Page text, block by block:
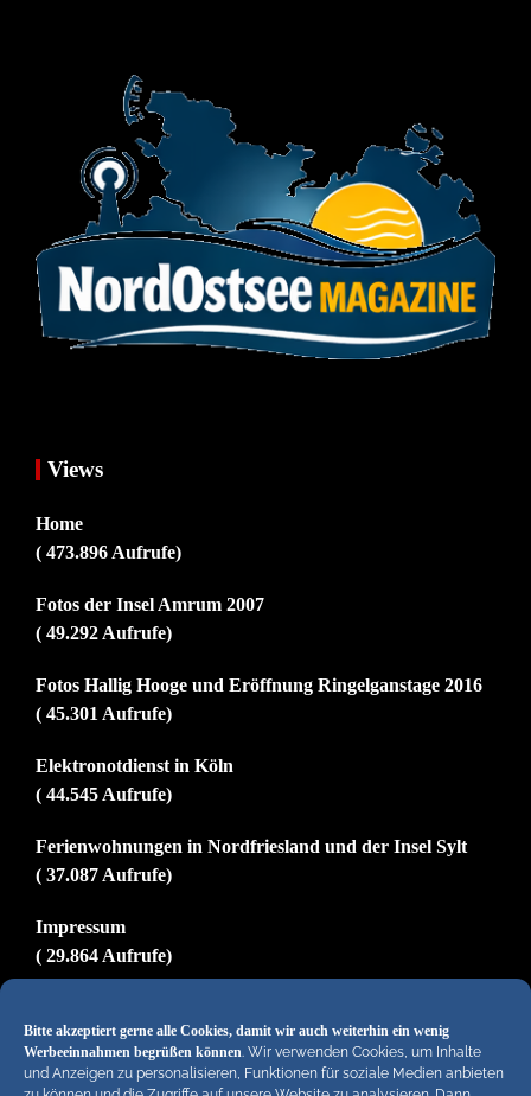
Bitte akzeptiert gerne alle Cookies, damit wir auch weiterhin ein wenig
Werbeeinnahmen begrüßen können. Wir verwenden Cookies, um Inhalte
und Anzeigen zu personalisieren, Funktionen für soziale Medien anbieten
Views
Home
( 473.896 Aufrufe)
Fotos der Insel Amrum 2007
( 49.292 Aufrufe)
Fotos Hallig Hooge und Eröffnung Ringelganstage 2016
( 45.301 Aufrufe)
Elektronotdienst in Köln
( 44.545 Aufrufe)
Ferienwohnungen in Nordfriesland und der Insel Sylt
( 37.087 Aufrufe)
Impressum
( 29.864 Aufrufe)
Hiermit untersagen wir strengstens die komplette
Einbindung von Artikeln unserer Blogs in anderen